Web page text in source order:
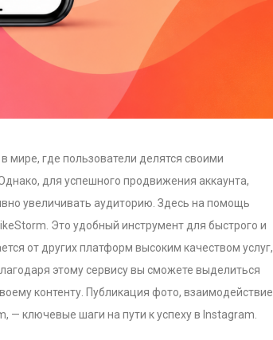
где пользователи делятся своими
для успешного продвижения аккаунта,
увеличивать аудиторию. Здесь на помощь
Это удобный инструмент для быстрого и
от других платформ высоким качеством услуг,
этому сервису вы сможете выделиться
контенту. Публикация фото, взаимодействие
— ключевые шаги на пути к успеху в Instagram.